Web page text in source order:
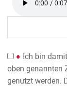
Ich bin
oben genannten
genutzt werden.